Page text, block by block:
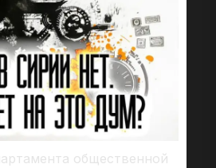
общественной